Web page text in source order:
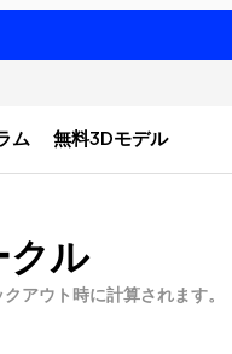
ム 無料3Dモデル
クル
アウト時に計算されます。